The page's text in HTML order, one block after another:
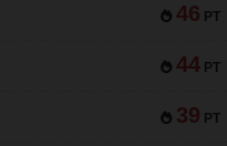
46 PT
44 PT
39 PT